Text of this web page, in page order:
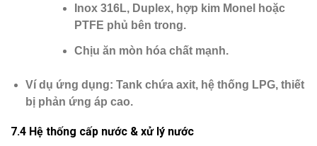
Inox 316L, Duplex, hợp kim Monel hoặc
PTFE phủ bên trong.
Chịu ăn mòn hóa chất mạnh.
Ví dụ ứng dụng: Tank chứa axit, hệ thống LPG, thiết
bị phản ứng áp cao.
7.4 Hệ thống cấp nước & xử lý nước